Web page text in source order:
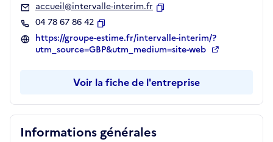
Informations générales
accueil@intervalle-interim.fr
04 78 67 86 42
Copier
https://groupe-estime.fr/intervalle-interim/?
utm_source=GBP&utm_medium=site-web
Voir la fiche de l'entreprise